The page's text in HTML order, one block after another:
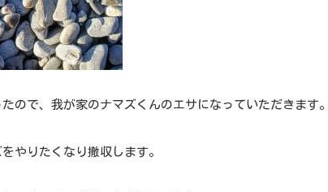
ので、我が家のナマズくんのエサになっていただきます。
やりたくなり撤収します。